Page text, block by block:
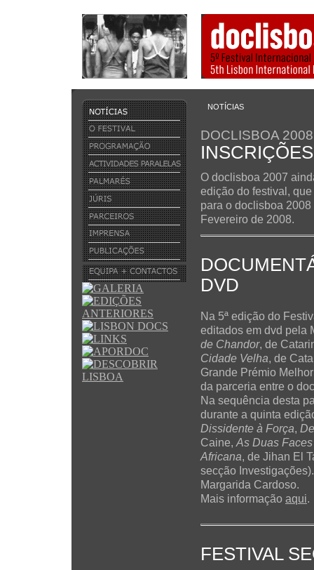
NOTÍCIAS
DOCLISBOA 2008
O doclisboa 2007
edição do festival,
para o doclisboa
Fevereiro de 2008.
DVD
Na 5ª edição do
editados em dvd pela
de Chandor, de
Cidade Velha, de
Grande Prémio
da parceria entre o
Na sequência desta
durante a quinta
Dissidente à Força,
Caine, As Duas
Africana, de Jihan El
secção
Margarida Cardoso.
Mais informação aqui.
FESTIVAL